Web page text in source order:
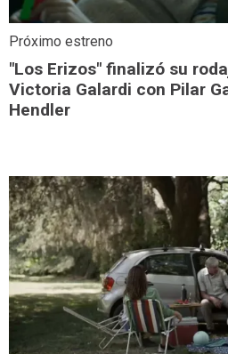
Próximo estreno
"Los Erizos" finalizó su
Victoria Galardi con Pilar
Hendler